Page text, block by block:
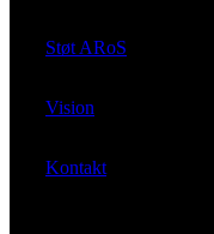
Støt ARoS
Vision
Kontakt